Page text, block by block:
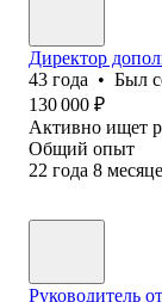
Директор
43 года • Был
130 000 ₽
Активно ищет
Общий опыт
22 года 8
Руководитель